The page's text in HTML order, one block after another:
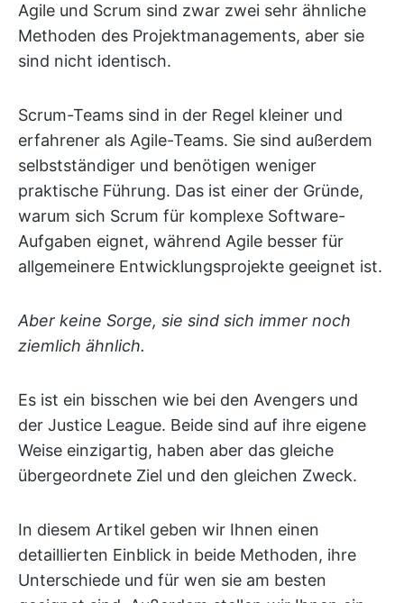
Agile und Scrum sind zwar zwei sehr ähnliche
Methoden des Projektmanagements, aber sie
sind nicht identisch.
Scrum-Teams sind in der Regel kleiner und
erfahrener als Agile-Teams. Sie sind außerdem
selbstständiger und benötigen weniger
praktische Führung. Das ist einer der Gründe,
warum sich Scrum für komplexe Software-
Aufgaben eignet, während Agile besser für
allgemeinere Entwicklungsprojekte geeignet ist.
Aber keine Sorge, sie sind sich immer noch
ziemlich ähnlich.
Es ist ein bisschen wie bei den Avengers und
der Justice League. Beide sind auf ihre eigene
Weise einzigartig, haben aber das gleiche
übergeordnete Ziel und den gleichen Zweck.
In diesem Artikel geben wir Ihnen einen
detaillierten Einblick in beide Methoden, ihre
Unterschiede und für wen sie am besten